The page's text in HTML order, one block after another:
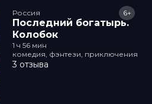
Россия
Последний богатырь.
Колобок
6+
1 ч 56 мин
комедия, фэнтези, приключения
3 отзыва